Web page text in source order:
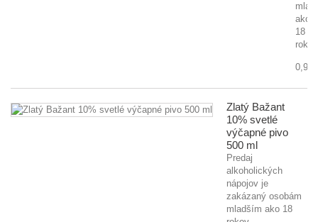
ako
18
Zlatý Bažant
10% svetlé
výčapné pivo
500 ml
Predaj
alkoholických
nápojov je
zakázaný osobám
mladším ako 18